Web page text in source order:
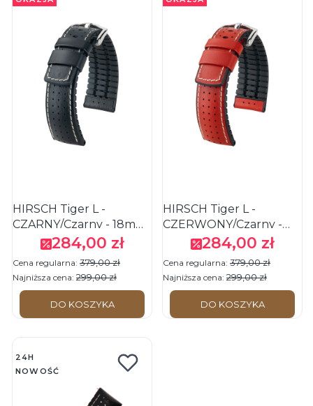
HIRSCH Tiger L -
CZARNY/Czarny - 18mm
- Skórzano-kauczukowy
pasek do zegarka
Cena promocyjna
284,00 zł
Cena regularna: 379,00 zł
Najniższa cena: 299,00 zł
DO KOSZYKA
HIRSCH Tiger L -
CZERWONY/Czarny -
18mm - Skórzano-
kauczukowy pasek do
zegarka
Cena promocyjna
284,00 zł
Cena regularna: 379,00 zł
Najniższa cena: 299,00 zł
DO KOSZYKA
24H
NOWOŚĆ